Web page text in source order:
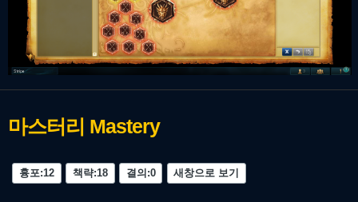
마스터리 Mastery
흉포:12 책략:18 결의:0 새창으로 보기